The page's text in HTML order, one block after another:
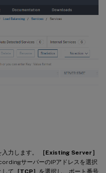
力します。
［Existing Server］
サーバーのIPアドレスを選択